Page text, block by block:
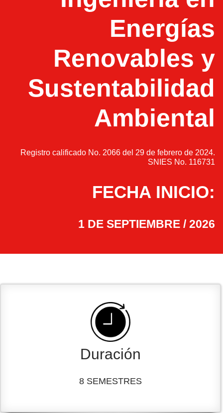
Energías
Renovables y
Sustentabilidad
Ambiental
Registro calificado No. 2066 del 29 de febrero de 2024.
SNIES No. 116731
FECHA INICIO:
1 DE SEPTIEMBRE / 2026
Duración
8 SEMESTRES